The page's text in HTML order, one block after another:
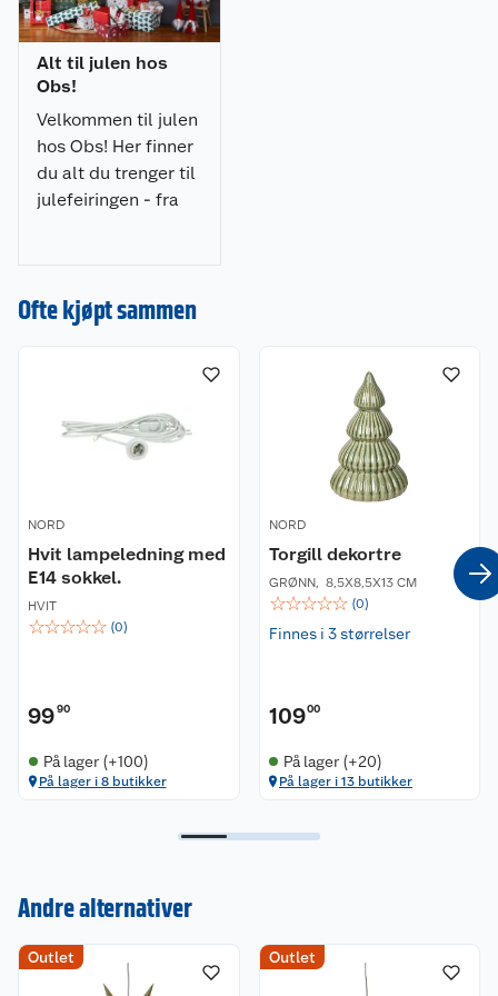
Alt til julen hos
Obs!
Velkommen til julen
hos Obs! Her finner
du alt du trenger til
julefeiringen - fra
juletrær. Gjør
julehandelen enkel
Ofte kjøpt sammen
NORD
Hvit lampeledning med
E14 sokkel.
HVIT
☆☆☆☆☆ (0)
9990
På lager (+100)
På lager i 8 butikker
NORD
Torgill dekortre
GRØNN, 8,5X8,5X13 CM
☆☆☆☆☆ (0)
Finnes i 3 størrelser
10900
På lager (+20)
På lager i 13 butikker
Andre alternativer
Outlet Outlet
Om oss
Kundeservice
Kontakt oss